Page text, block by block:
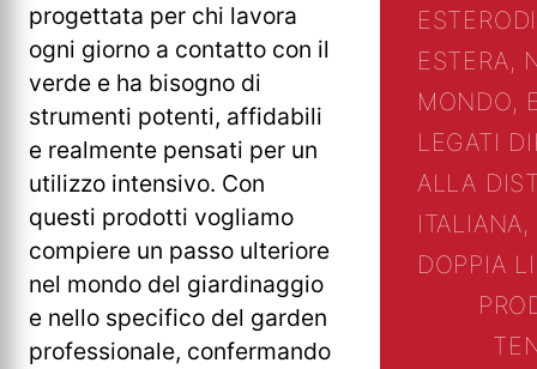
progettata per chi lavora
ogni giorno a contatto con il
verde e ha bisogno di
strumenti potenti, affidabili
e realmente pensati per un
utilizzo intensivo. Con
questi prodotti vogliamo
compiere un passo ulteriore
nel mondo del giardinaggio
e nello specifico del garden
professionale, confermando
ESTERO
ESTERA,
MONDO,
LEGATI
ALLA
DOPPIA